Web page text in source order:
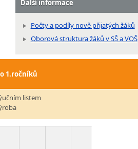
Další informace
Počty a podíly nově přijatých žáků
Oborová struktura žáků v SŠ a VOŠ
1.ročníků
listem